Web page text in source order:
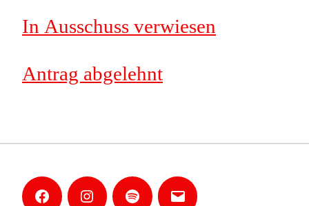
In Ausschuss verwiesen
Antrag abgelehnt